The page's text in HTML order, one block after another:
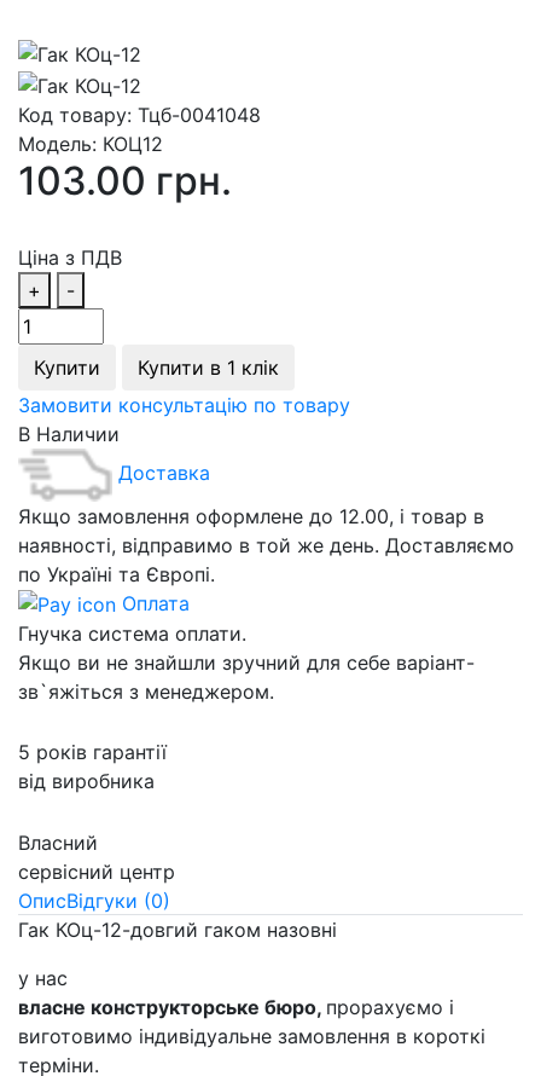
Код товару: Тцб-0041048
Модель: КОЦ12
103.00 грн.
Ціна з ПДВ
+
-
Купити
Купити в 1 клік
Замовити консультацію по товару
В Наличии
Доставка
Якщо замовлення оформлене до 12.00, і товар в
наявності, відправимо в той же день. Доставляємо
по Україні та Європі.
Оплата
Гнучка система оплати.
Якщо ви не знайшли зручний для себе варіант-
зв`яжіться з менеджером.
5 років гарантії
від виробника
Власний
сервісний центр
ОписВідгуки (0)
Гак КОц-12-довгий гаком назовні
у нас
власне конструкторське бюро, прорахуємо і
виготовимо індивідуальне замовлення в короткі
терміни.